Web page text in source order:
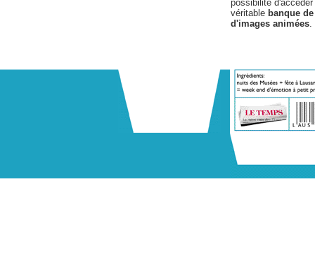
possibilité
véritable banque
d'images animées.